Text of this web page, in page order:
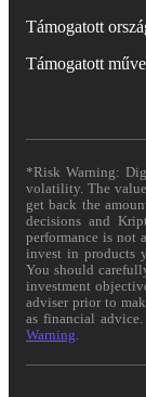
Támogatott
Támogatott
*Risk Warning:
volatility. The
get back the
decisions and
performance is not
invest in products
You should
investment
adviser prior to
as financial
Warning